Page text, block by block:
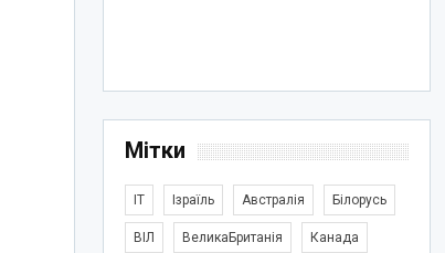
Мітки
IT Ізраїль Австралія Білорусь
ВІЛ ВеликаБританія Канада